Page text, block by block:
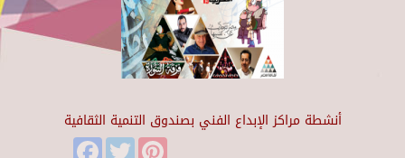
أنشطة مراكز الإبداع الفني بصندوق التنمية الثقافية
FacebookTwitter